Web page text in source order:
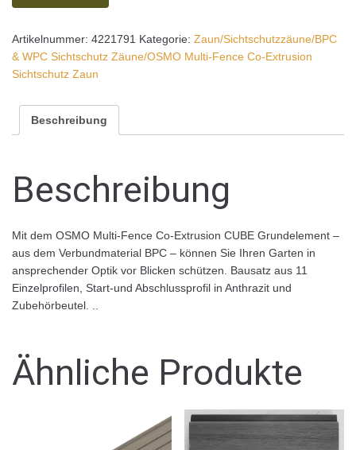
Artikelnummer: 4221791 Kategorie: Zaun/Sichtschutzzäune/BPC
& WPC Sichtschutz Zäune/OSMO Multi-Fence Co-Extrusion
Sichtschutz Zaun
Beschreibung
Beschreibung
Mit dem OSMO Multi-Fence Co-Extrusion CUBE Grundelement –
aus dem Verbundmaterial BPC – können Sie Ihren Garten in
ansprechender Optik vor Blicken schützen. Bausatz aus 11
Einzelprofilen, Start-und Abschlussprofil in Anthrazit und
Zubehörbeutel. ..
Ähnliche Produkte